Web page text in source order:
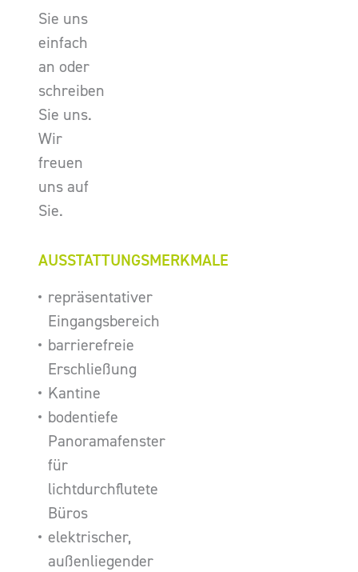
Sie uns
einfach
an oder
schreiben
Sie uns.
Wir
freuen
uns auf
Sie.
AUSSTATTUNGSMERKMALE
repräsentativer
Eingangsbereich
barrierefreie
Erschließung
Kantine
bodentiefe
Panoramafenster
für
lichtdurchflutete
Büros
elektrischer,
außenliegender